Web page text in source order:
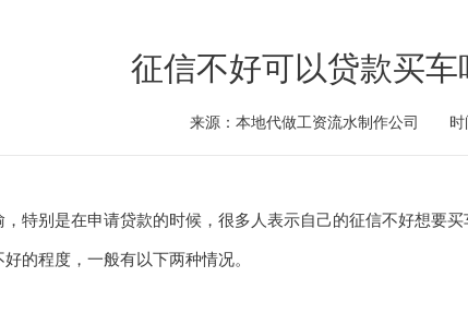
征信不好可以贷款买
来源：本地代做工资流水制作公司
别是在申请贷款的时候，很多人表示自己的征信不好想要买
程度，一般有以下两种情况。